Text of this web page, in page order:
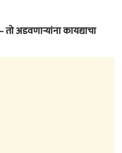
अडवणाऱ्यांना कायद्याचा